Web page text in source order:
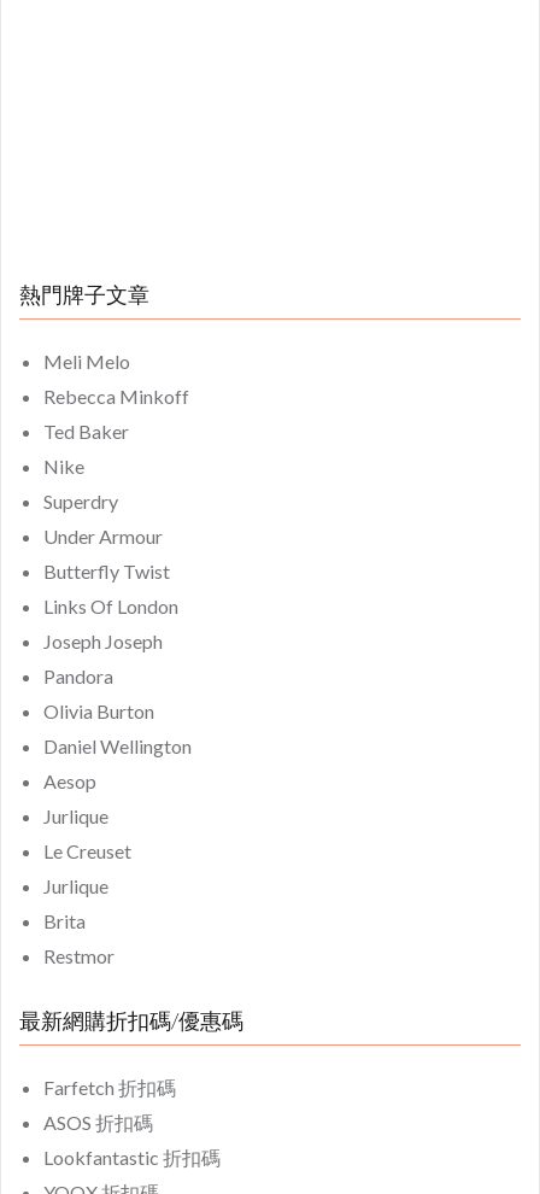
熱門牌子文章
Meli Melo
Rebecca Minkoff
Ted Baker
Nike
Superdry
Under Armour
Butterfly Twist
Links Of London
Joseph Joseph
Pandora
Olivia Burton
Daniel Wellington
Aesop
Jurlique
Le Creuset
Jurlique
Brita
Restmor
最新網購折扣碼/優惠碼
Farfetch 折扣碼
ASOS 折扣碼
Lookfantastic 折扣碼